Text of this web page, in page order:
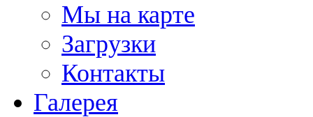
Мы на карте
Загрузки
Контакты
Галерея